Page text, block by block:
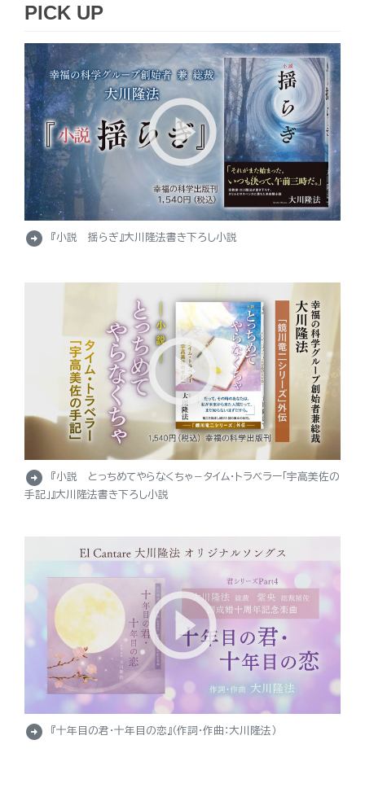
PICK UP
arrow_circle_right 『小説 揺らぎ』大川隆法書き下ろし小説
arrow_circle_right
『小説 とっちめてやらなくちゃ－タイム・トラベラー「宇高美佐の
手記」』大川隆法書き下ろし小説
arrow_circle_right 『十年目の君・十年目の恋』（作詞・作曲：大川隆法）